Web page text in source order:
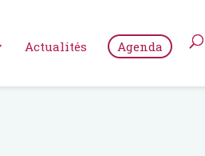
Actualités Agenda